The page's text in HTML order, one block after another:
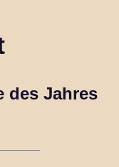
des Jahres